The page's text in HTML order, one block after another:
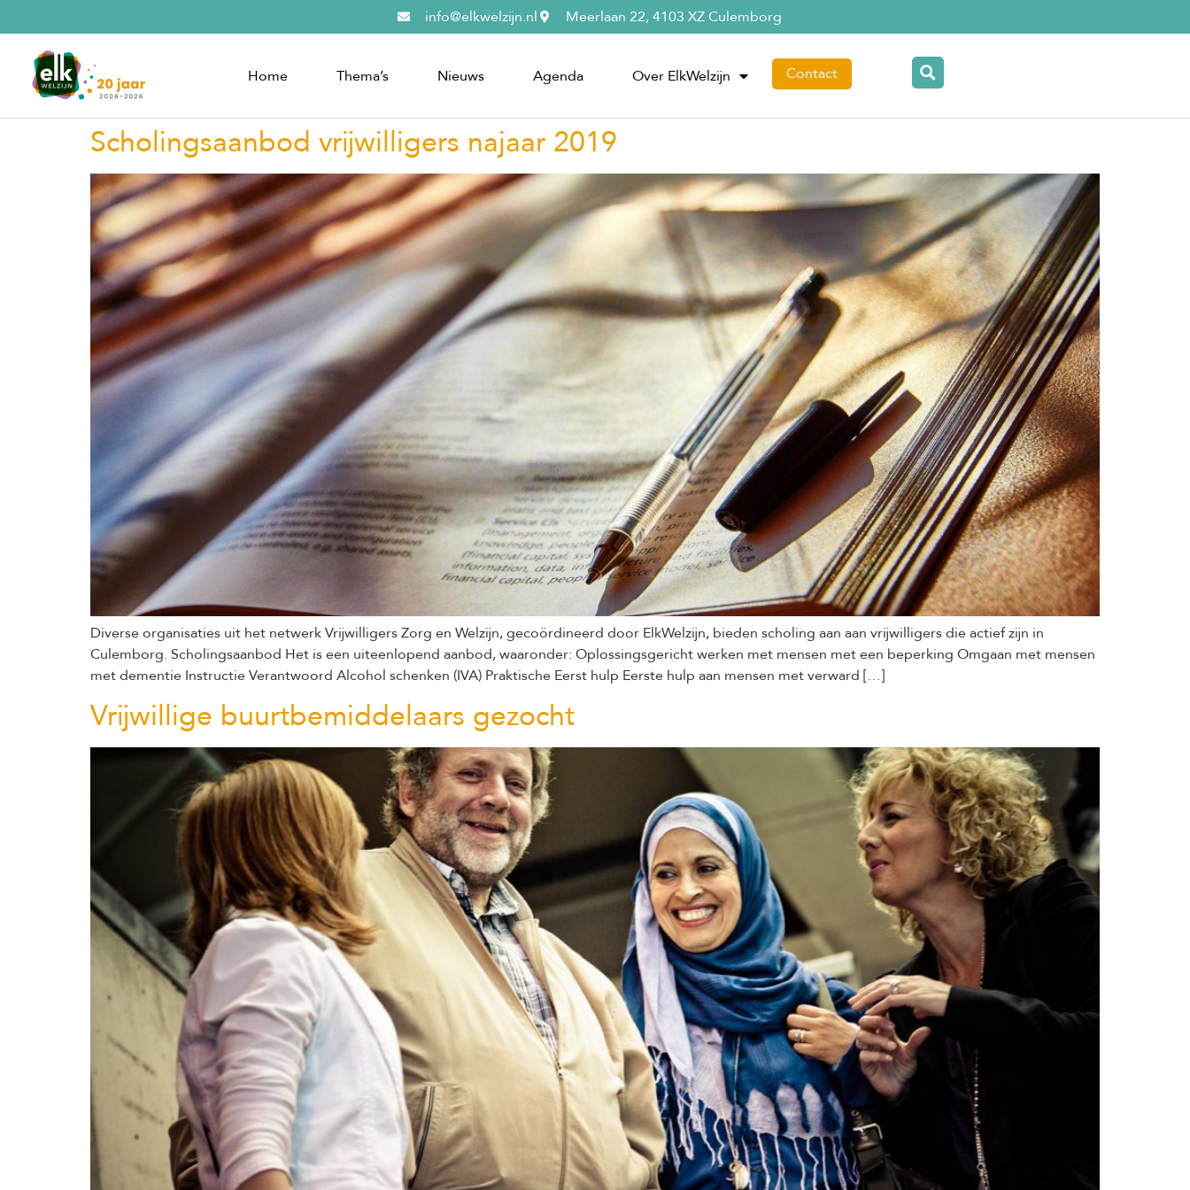
info@elkwelzijn.nl Meerlaan 22, 4103 XZ Culemborg
Home Thema’s Nieuws Agenda Over ElkWelzijn Contact
Scholingsaanbod vrijwilligers najaar 2019
Diverse organisaties uit het netwerk Vrijwilligers Zorg en Welzijn, gecoördineerd door ElkWelzijn, bieden scholing aan aan vrijwilligers die actief zijn in
Culemborg. Scholingsaanbod Het is een uiteenlopend aanbod, waaronder: Oplossingsgericht werken met mensen met een beperking Omgaan met mensen
met dementie Instructie Verantwoord Alcohol schenken (IVA) Praktische Eerst hulp Eerste hulp aan mensen met verward […]
Vrijwillige buurtbemiddelaars gezocht